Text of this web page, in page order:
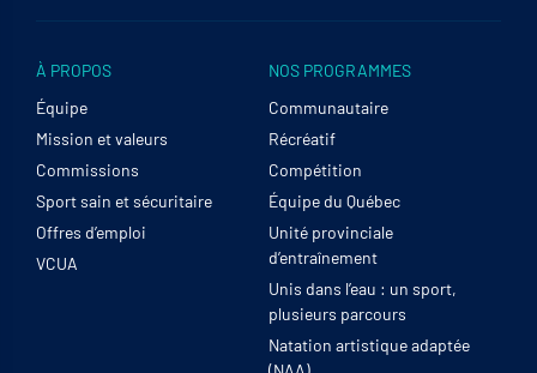
À PROPOS
Équipe
Mission et valeurs
Commissions
Sport sain et sécuritaire
Offres d’emploi
VCUA
NOS PROGRAMMES
Communautaire
Récréatif
Compétition
Équipe du Québec
Unité provinciale
d’entraînement
Unis dans l’eau : un sport,
plusieurs parcours
Natation artistique adaptée